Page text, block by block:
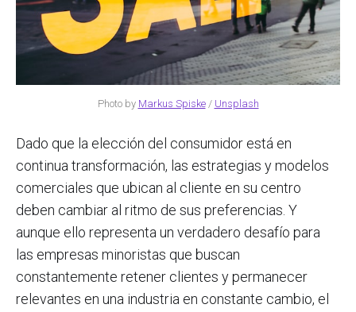
Photo by Markus Spiske/ Unsplash
Dado que la elección del consumidor está en
continua transformación, las estrategias y modelos
comerciales que ubican al cliente en su centro
deben cambiar al ritmo de sus preferencias. Y
aunque ello representa un verdadero desafío para
las empresas minoristas que buscan
constantemente retener clientes y permanecer
relevantes en una industria en constante cambio, el